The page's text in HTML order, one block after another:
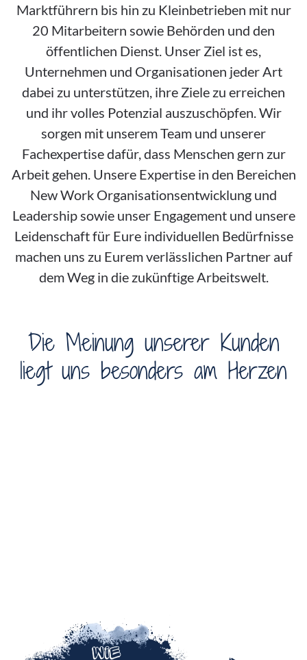
Marktführern bis hin zu Kleinbetrieben mit nur
20 Mitarbeitern sowie Behörden und den
öffentlichen Dienst. Unser Ziel ist es,
Unternehmen und Organisationen jeder Art
dabei zu unterstützen, ihre Ziele zu erreichen
und ihr volles Potenzial auszuschöpfen. Wir
sorgen mit unserem Team und unserer
Fachexpertise dafür, dass Menschen gern zur
Arbeit gehen. Unsere Expertise in den Bereichen
New Work Organisationsentwicklung und
Leadership sowie unser Engagement und unsere
Leidenschaft für Eure individuellen Bedürfnisse
machen uns zu Eurem verlässlichen Partner auf
dem Weg in die zukünftige Arbeitswelt.
Die Meinung unserer Kunden
liegt uns besonders am Herzen